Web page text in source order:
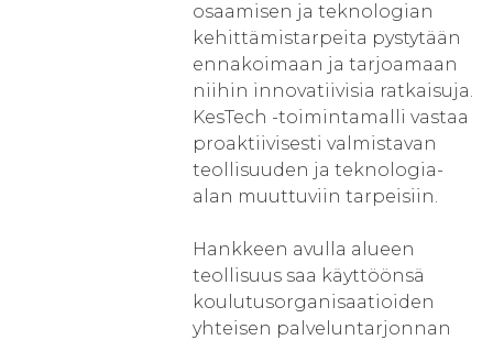
osaamisen ja teknologian
kehittämistarpeita pystytään
ennakoimaan ja tarjoamaan
niihin innovatiivisia ratkaisuja.
KesTech -toimintamalli vastaa
proaktiivisesti valmistavan
teollisuuden ja teknologia-
alan muuttuviin tarpeisiin.
Hankkeen avulla alueen
teollisuus saa käyttöönsä
koulutusorganisaatioiden
yhteisen palveluntarjonnan